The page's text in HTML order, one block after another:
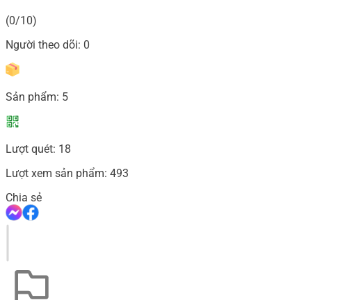
(0/10)
Người theo dõi: 0
Sản phẩm: 5
Lượt quét: 18
Lượt xem sản phẩm: 493
Chia sẻ